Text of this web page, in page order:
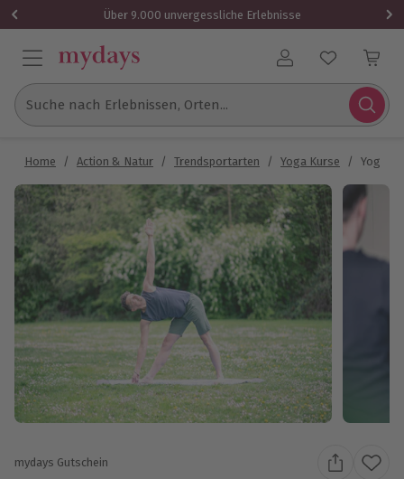
Über 9.000 unvergessliche Erlebnisse
Benutzerkonto
Suche nach Erlebnissen, Orten...
Home / Action & Natur / Trendsportarten / Yoga Kurse / Yoga
mydays Gutschein